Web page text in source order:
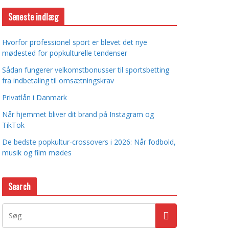
Seneste indlæg
Hvorfor professionel sport er blevet det nye
mødested for popkulturelle tendenser
Sådan fungerer velkomstbonusser til sportsbetting
fra indbetaling til omsætningskrav
Privatlån i Danmark
Når hjemmet bliver dit brand på Instagram og
TikTok
De bedste popkultur-crossovers i 2026: Når fodbold,
musik og film mødes
Search